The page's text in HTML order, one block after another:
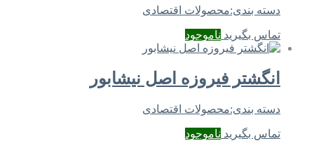
دسته بندی:محصولات اقتصادی
تماس بگیرید ناموجود
انگشتر فیروزه اصل نیشابور
دسته بندی:محصولات اقتصادی
تماس بگیرید ناموجود